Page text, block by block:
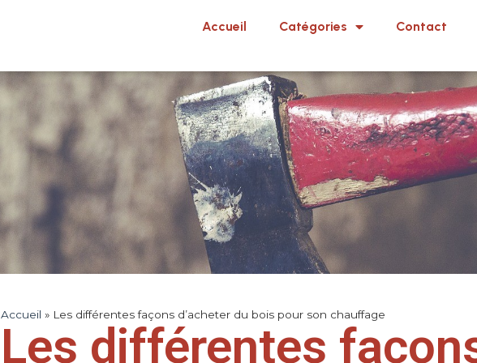
Accueil Catégories Contact
Accueil » Les différentes façons d’acheter du bois pour son chauffage
Les différentes